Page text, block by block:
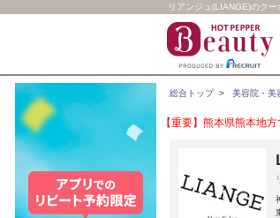
リアンジュ(LIANGE)のクー
総合トップ> 美容院・美
【重要】熊本県熊本地